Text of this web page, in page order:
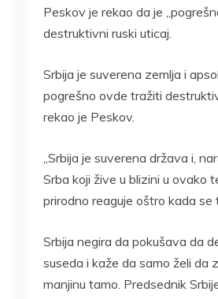
Peskov je rekao da je
destruktivni ruski uticaj.
Srbija je suverena zemlja i
pogrešno ovde tražiti
rekao je Peskov.
„Srbija je suverena država i,
Srba koji žive u blizini u ovako
prirodno reaguje oštro kada se
Srbija negira da pokušava da
suseda i kaže da samo želi da
manjinu tamo. Predsednik